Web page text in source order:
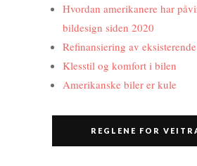
Hvordan amerikanere har
bildesign siden 2020
Refinansiering av
Klesstil og komfort i bilen
Amerikanske biler er kule
REGLENE FOR